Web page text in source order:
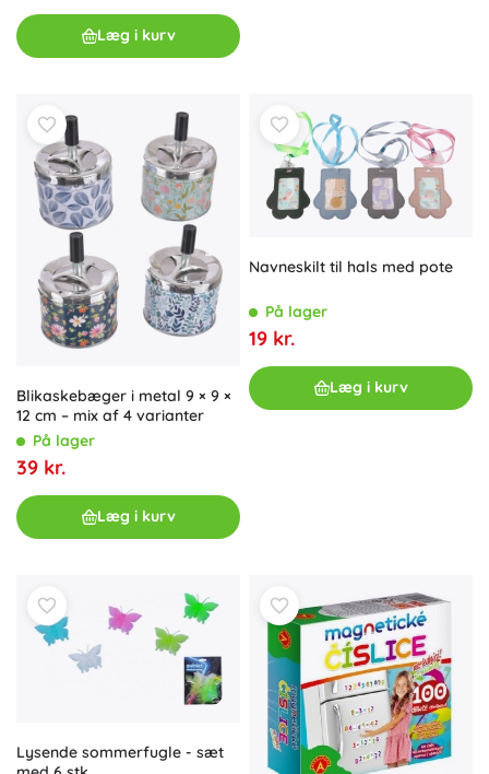
Læg i kurv
Blikaskebæger i metal 9 × 9 ×
12 cm – mix af 4 varianter
På lager
39 kr.
Læg i kurv
Navneskilt til hals med pote
På lager
19 kr.
Læg i kurv
Lysende sommerfugle - sæt